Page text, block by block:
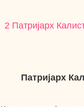
2 Патријарх
Патријарх